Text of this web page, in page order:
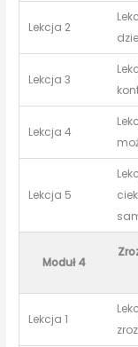
Lekcja 2
Lekcja 3
Lekcja 4
Lekcja 5
Moduł 4
Lekcja 1